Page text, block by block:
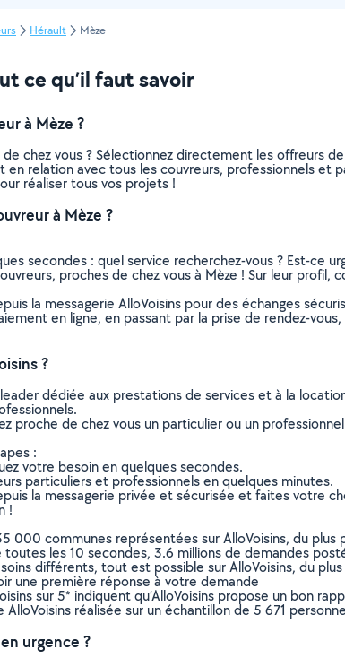
Hérault Mèze
ce qu’il faut savoir
à Mèze ?
de chez vous ? Sélectionnez directement les
en relation avec tous les couvreurs, professionnels
réaliser tous vos projets !
à Mèze ?
secondes : quel service recherchez-vous ? Est-ce
proches de chez vous à Mèze ! Sur leur
la messagerie AlloVoisins pour des échanges
en ligne, en passant par la prise de rendez-
?
dédiée aux prestations de services et à la
proche de chez vous un particulier ou un
:
votre besoin en quelques secondes.
particuliers et professionnels en quelques minutes.
la messagerie privée et sécurisée et faites votre
!
000 communes représentées sur AlloVoisins, du
les 10 secondes, 3.6 millions de demandes
différents, tout est possible sur AlloVoisins, du
une première réponse à votre demande
sur 5* indiquent qu’AlloVoisins propose un bon
AlloVoisins réalisée sur un échantillon de 5 671
urgence ?